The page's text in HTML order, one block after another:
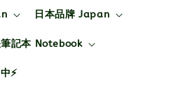
日本品牌 Japan
記本 Notebook
⚡